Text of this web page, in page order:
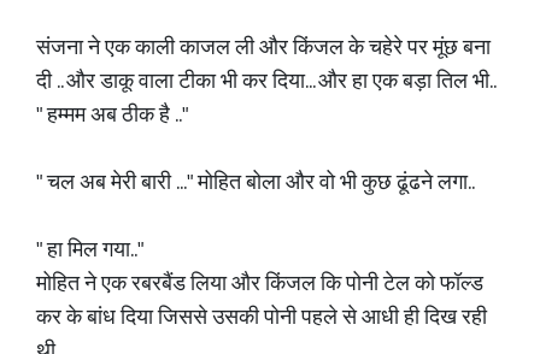
संजना ने एक काली काजल ली और किंजल के चहेरे पर मूंछ बना
दी .. और डाकू वाला टीका भी कर दिया... और हा एक बड़ा तिल भी..
" हम्मम अब ठीक है .."
" चल अब मेरी बारी ..." मोहित बोला और वो भी कुछ ढूंढने लगा..
" हा मिल गया.."
मोहित ने एक रबरबैंड लिया और किंजल कि पोनी टेल को फॉल्ड
कर के बांध दिया जिससे उसकी पोनी पहले से आधी ही दिख रही